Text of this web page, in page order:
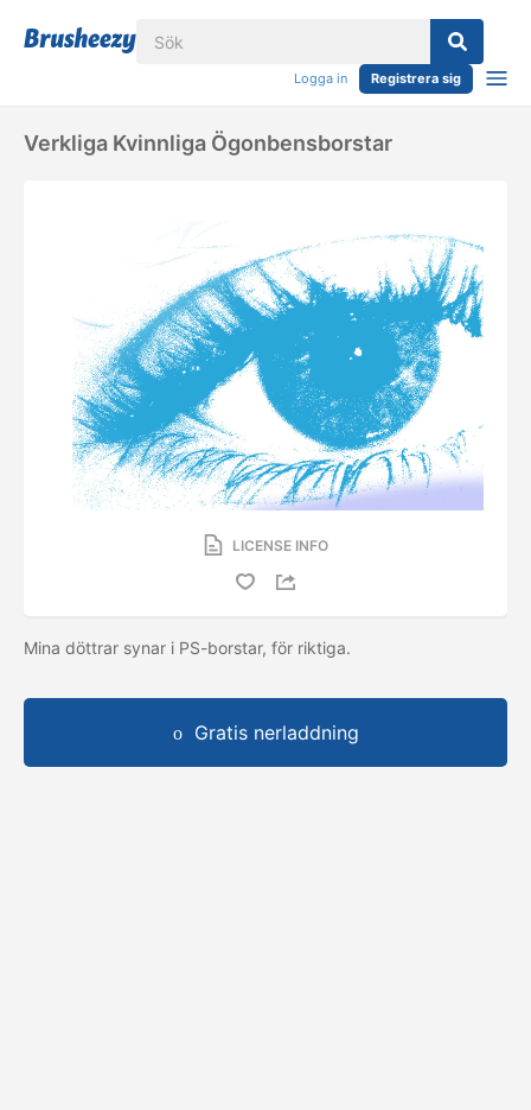
Logga in Registrera sig
Verkliga Kvinnliga Ögonbensborstar
LICENSE INFO
Mina döttrar synar i PS-borstar, för riktiga.
Gratis nerladdning